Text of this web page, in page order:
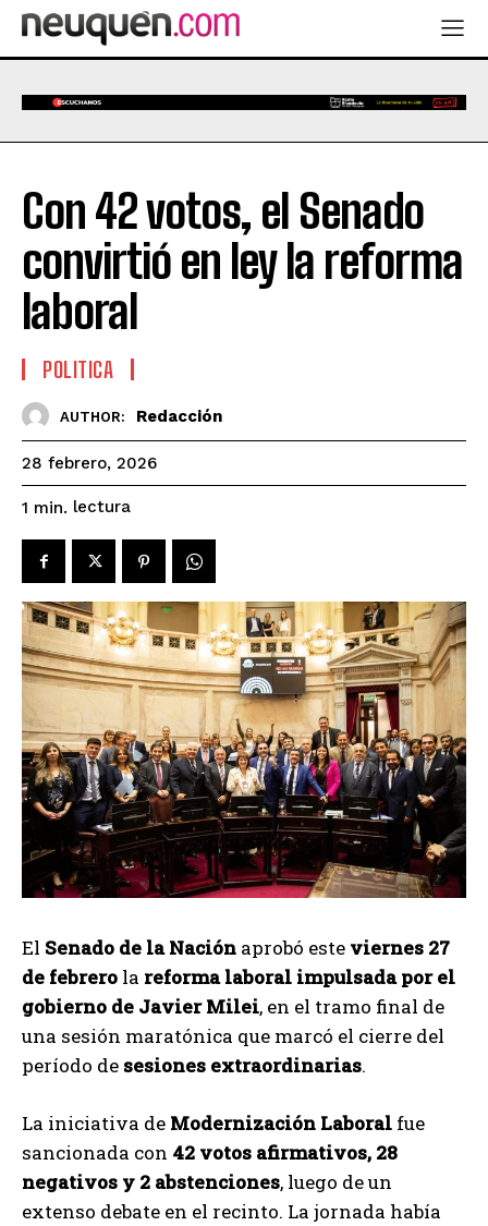
Con 42 votos, el Senado
convirtió en ley la reforma
laboral
POLITICA
AUTHOR: Redacción
28 febrero, 2026
1 min. lectura
El Senado de la Nación aprobó este viernes 27
de febrero la reforma laboral impulsada por el
gobierno de Javier Milei, en el tramo final de
una sesión maratónica que marcó el cierre del
período de sesiones extraordinarias.
La iniciativa de Modernización Laboral fue
sancionada con 42 votos afirmativos, 28
negativos y 2 abstenciones, luego de un
extenso debate en el recinto. La jornada había